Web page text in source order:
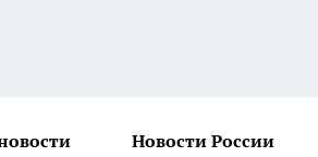
Новости России